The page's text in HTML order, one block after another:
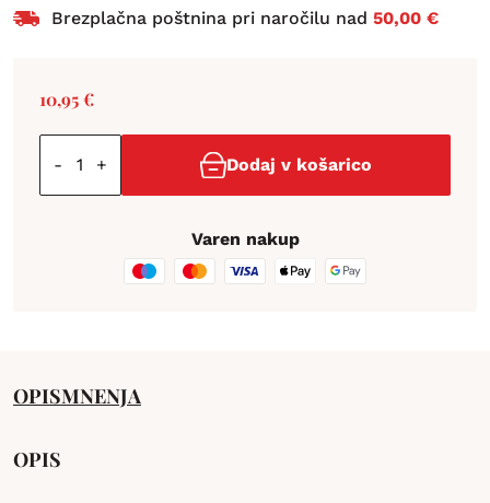
Brezplačna poštnina pri naročilu nad 50,00 €
10,95€
- + Dodaj v košarico
Varen nakup
OPISMNENJA
OPIS